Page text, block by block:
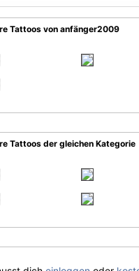
Tattoos von anfänger2009
Tattoos der gleichen Kategorie